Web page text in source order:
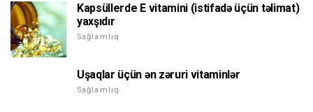
Kapsüllerde E vitamini (istifadə üçün təlimat)
yaxşıdır
Sağlamlıq
Uşaqlar üçün ən zəruri vitaminlər
Sağlamlıq